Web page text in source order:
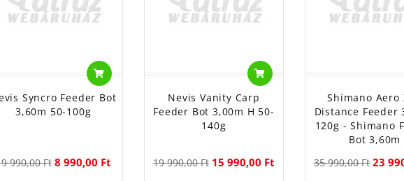
Syncro Feeder Bot
3,60m 50-100g
990,00 Ft 8 990,00 Ft
Nevis Vanity Carp
Feeder Bot 3,00m H 50-
140g
19 990,00 Ft 15 990,00 Ft
Shimano Aero
Distance Feeder
120g - Shimano
Bot 3,60m
35 990,00 Ft 23